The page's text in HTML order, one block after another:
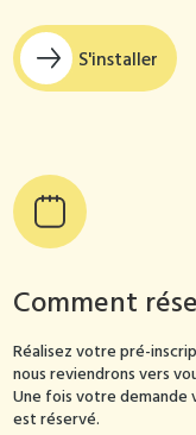
S'installer
Comment
Réalisez votre pré-
nous reviendrons vers
Une fois votre demande
est réservé.